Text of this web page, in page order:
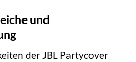
und
der JBL Partycover